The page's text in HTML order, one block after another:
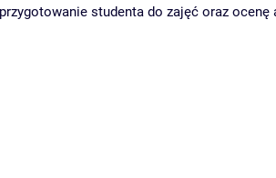
studenta do zajęć oraz